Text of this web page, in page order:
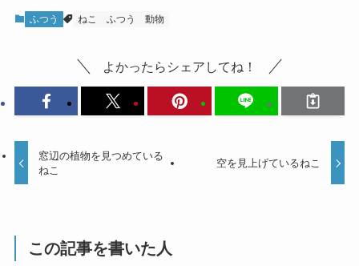
ふつう ねこ ふつう 動物
よかったらシェアしてね！
窓辺の植物を見つめている
ねこ
空を見上げているねこ
この記事を書いた人